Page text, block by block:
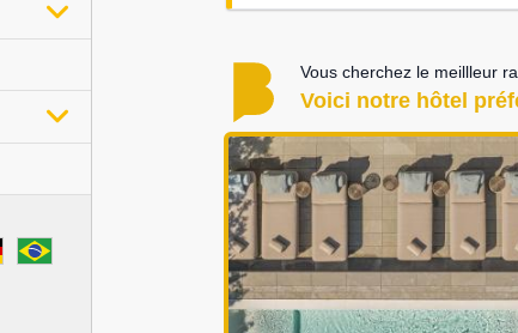
Vous cherchez le meillleur
Voici notre hôtel